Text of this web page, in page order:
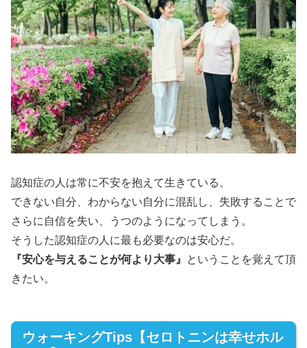
認知症の人は常に不安を抱えて生きている。
できない自分、わからない自分に混乱し、失敗することで
さらに自信を失い、うつのようになってしまう。
そうした認知症の人に最も必要なのは安心だ。
『安心を与えることが何より大事』
ということを覚えて頂
きたい。
ウォーキングTips【セロトニンは幸せホル